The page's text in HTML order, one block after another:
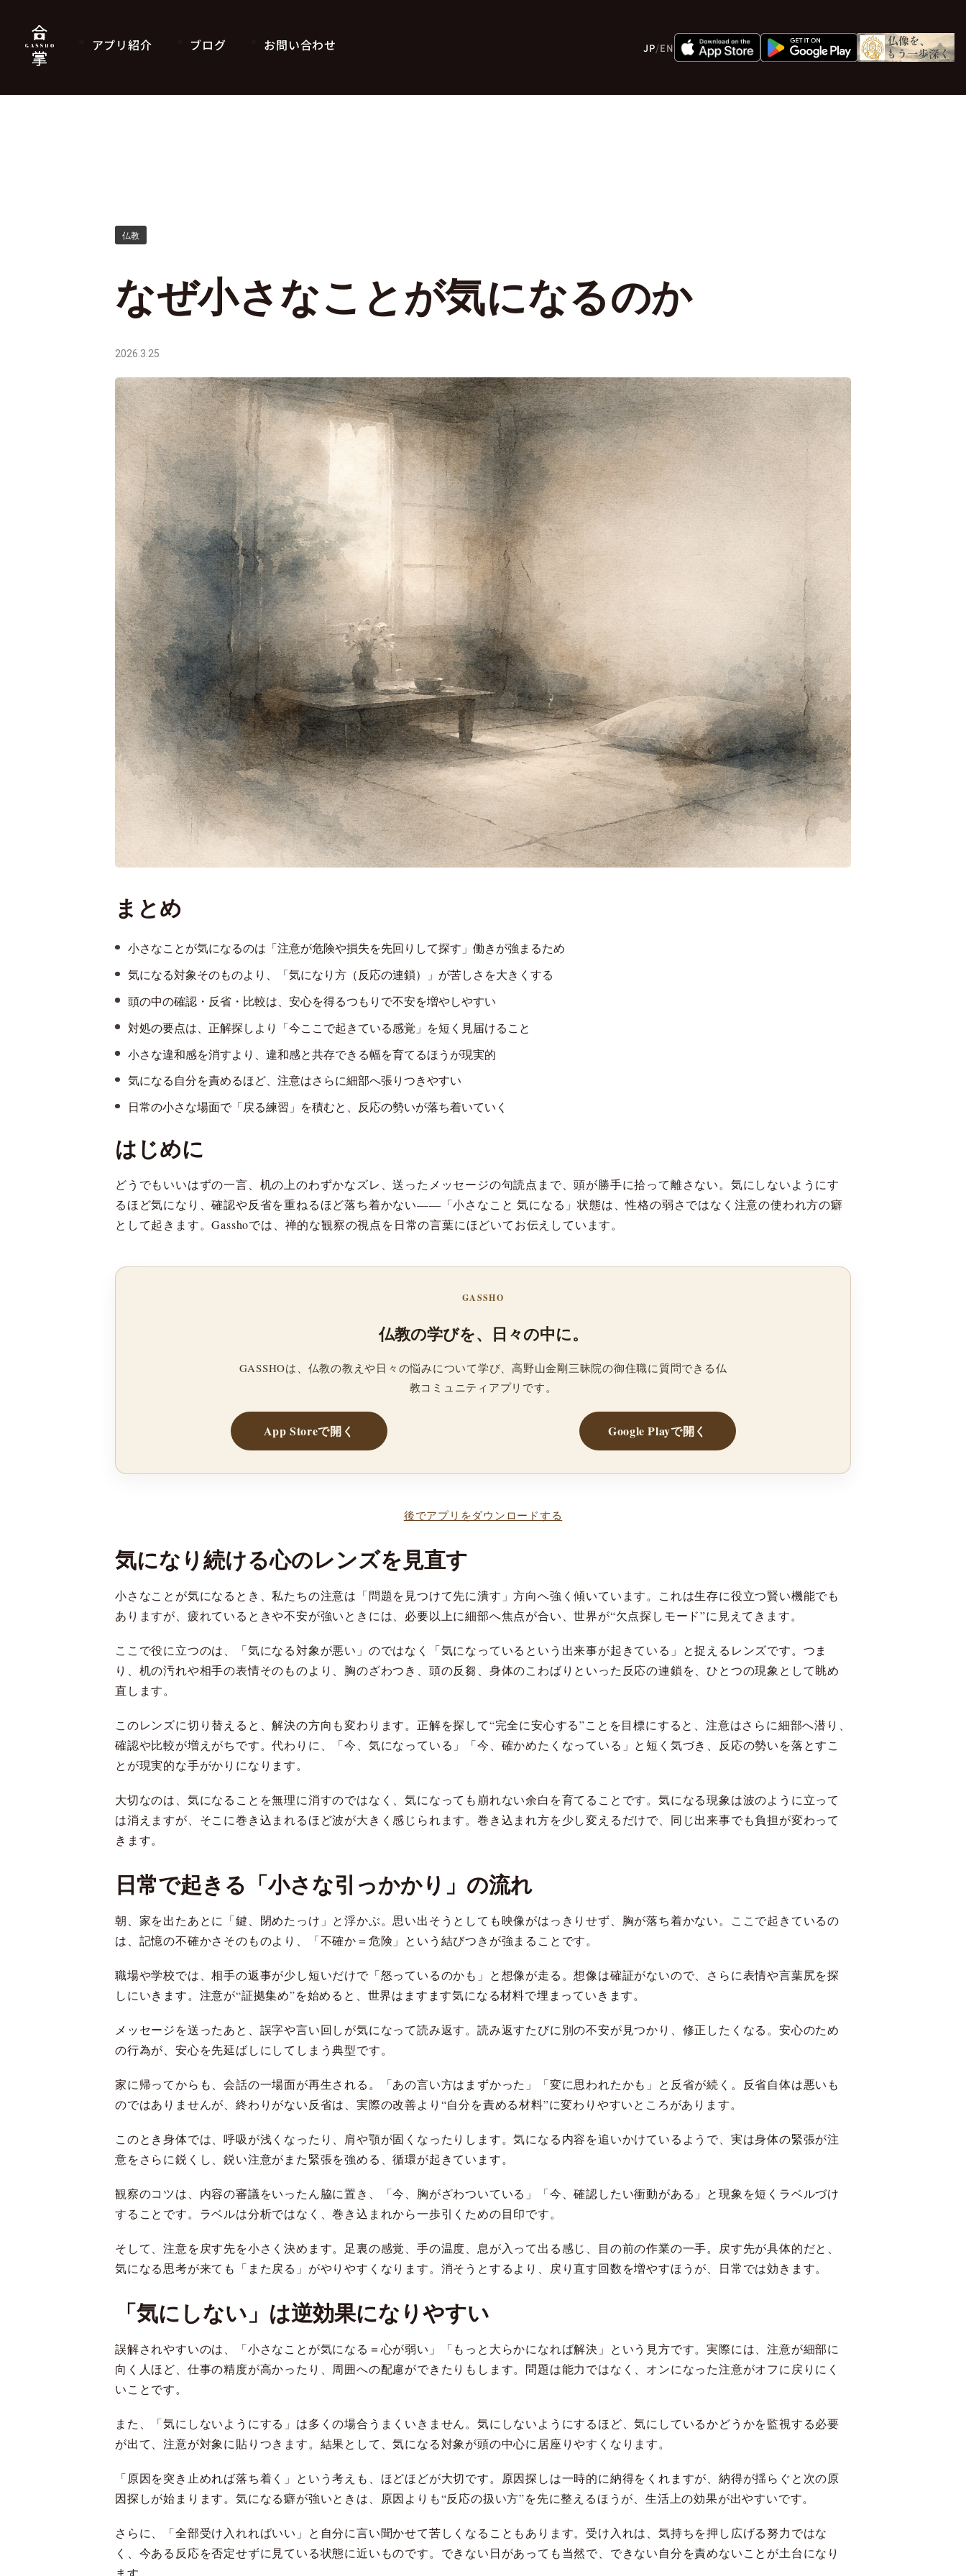
アプリ紹介 ブログ お問い合わせ JP/EN
仏教
なぜ小さなことが気になるのか
2026.3.25
まとめ
小さなことが気になるのは「注意が危険や損失を先回りして探す」働きが強まるため
気になる対象そのものより、「気になり方（反応の連鎖）」が苦しさを大きくする
頭の中の確認・反省・比較は、安心を得るつもりで不安を増やしやすい
対処の要点は、正解探しより「今ここで起きている感覚」を短く見届けること
小さな違和感を消すより、違和感と共存できる幅を育てるほうが現実的
気になる自分を責めるほど、注意はさらに細部へ張りつきやすい
日常の小さな場面で「戻る練習」を積むと、反応の勢いが落ち着いていく
はじめに
どうでもいいはずの一言、机の上のわずかなズレ、送ったメッセージの句読点まで、頭が勝手に拾って離さない。気にしないようにす
るほど気になり、確認や反省を重ねるほど落ち着かない——「小さなこと 気になる」状態は、性格の弱さではなく注意の使われ方の癖
として起きます。Gasshoでは、禅的な観察の視点を日常の言葉にほどいてお伝えしています。
GASSHO
仏教の学びを、日々の中に。
GASSHOは、仏教の教えや日々の悩みについて学び、高野山金剛三昧院の御住職に質問できる仏
教コミュニティアプリです。
App Storeで開く Google Playで開く
後でアプリをダウンロードする
気になり続ける心のレンズを見直す
小さなことが気になるとき、私たちの注意は「問題を見つけて先に潰す」方向へ強く傾いています。これは生存に役立つ賢い機能でも
ありますが、疲れているときや不安が強いときには、必要以上に細部へ焦点が合い、世界が“欠点探しモード”に見えてきます。
ここで役に立つのは、「気になる対象が悪い」のではなく「気になっているという出来事が起きている」と捉えるレンズです。つま
り、机の汚れや相手の表情そのものより、胸のざわつき、頭の反芻、身体のこわばりといった反応の連鎖を、ひとつの現象として眺め
直します。
このレンズに切り替えると、解決の方向も変わります。正解を探して“完全に安心する”ことを目標にすると、注意はさらに細部へ潜り、
確認や比較が増えがちです。代わりに、「今、気になっている」「今、確かめたくなっている」と短く気づき、反応の勢いを落とすこ
とが現実的な手がかりになります。
大切なのは、気になることを無理に消すのではなく、気になっても崩れない余白を育てることです。気になる現象は波のように立って
は消えますが、そこに巻き込まれるほど波が大きく感じられます。巻き込まれ方を少し変えるだけで、同じ出来事でも負担が変わって
きます。
日常で起きる「小さな引っかかり」の流れ
朝、家を出たあとに「鍵、閉めたっけ」と浮かぶ。思い出そうとしても映像がはっきりせず、胸が落ち着かない。ここで起きているの
は、記憶の不確かさそのものより、「不確か＝危険」という結びつきが強まることです。
職場や学校では、相手の返事が少し短いだけで「怒っているのかも」と想像が走る。想像は確証がないので、さらに表情や言葉尻を探
しにいきます。注意が“証拠集め”を始めると、世界はますます気になる材料で埋まっていきます。
メッセージを送ったあと、誤字や言い回しが気になって読み返す。読み返すたびに別の不安が見つかり、修正したくなる。安心のため
の行為が、安心を先延ばしにしてしまう典型です。
家に帰ってからも、会話の一場面が再生される。「あの言い方はまずかった」「変に思われたかも」と反省が続く。反省自体は悪いも
のではありませんが、終わりがない反省は、実際の改善より“自分を責める材料”に変わりやすいところがあります。
このとき身体では、呼吸が浅くなったり、肩や顎が固くなったりします。気になる内容を追いかけているようで、実は身体の緊張が注
意をさらに鋭くし、鋭い注意がまた緊張を強める、循環が起きています。
観察のコツは、内容の審議をいったん脇に置き、「今、胸がざわついている」「今、確認したい衝動がある」と現象を短くラベルづけ
することです。ラベルは分析ではなく、巻き込まれから一歩引くための目印です。
そして、注意を戻す先を小さく決めます。足裏の感覚、手の温度、息が入って出る感じ、目の前の作業の一手。戻す先が具体的だと、
気になる思考が来ても「また戻る」がやりやすくなります。消そうとするより、戻り直す回数を増やすほうが、日常では効きます。
「気にしない」は逆効果になりやすい
誤解されやすいのは、「小さなことが気になる＝心が弱い」「もっと大らかになれば解決」という見方です。実際には、注意が細部に
向く人ほど、仕事の精度が高かったり、周囲への配慮ができたりもします。問題は能力ではなく、オンになった注意がオフに戻りにく
いことです。
また、「気にしないようにする」は多くの場合うまくいきません。気にしないようにするほど、気にしているかどうかを監視する必要
が出て、注意が対象に貼りつきます。結果として、気になる対象が頭の中心に居座りやすくなります。
「原因を突き止めれば落ち着く」という考えも、ほどほどが大切です。原因探しは一時的に納得をくれますが、納得が揺らぐと次の原
因探しが始まります。気になる癖が強いときは、原因よりも“反応の扱い方”を先に整えるほうが、生活上の効果が出やすいです。
さらに、「全部受け入れればいい」と自分に言い聞かせて苦しくなることもあります。受け入れは、気持ちを押し広げる努力ではな
く、今ある反応を否定せずに見ている状態に近いものです。できない日があっても当然で、できない自分を責めないことが土台になり
ます。